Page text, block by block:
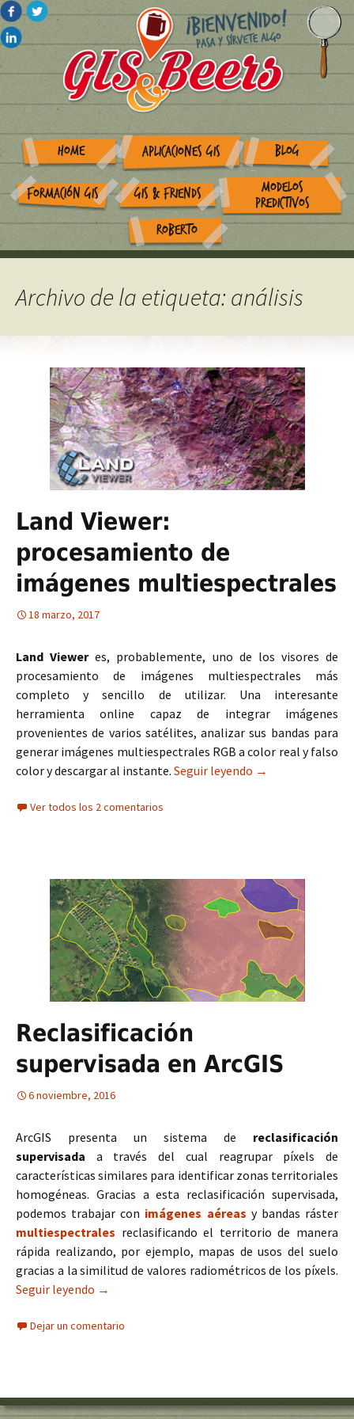
HOME APLICACIONES GIS BLOG
FORMACIÓN GIS GIS & FRIENDS
MODELOS
PREDICTIVOS
ROBERTO
Archivo de la etiqueta: análisis
Land Viewer:
procesamiento de
imágenes multiespectrales
18 marzo, 2017
Land Vieweres, probablemente, uno de los visores de
procesamiento de imágenes multiespectrales más
completo y sencillo de utilizar. Una interesante
herramienta online capaz de integrar imágenes
provenientes de varios satélites, analizar sus bandas para
generar imágenes multiespectrales RGB a color real y falso
color y descargar al instante. Seguir leyendo Land Viewer:
→
Ver todos los 2 comentarios
Reclasificación
supervisada en ArcGIS
6 noviembre, 2016
ArcGIS presenta un sistema de reclasificación
supervisada a través del cual reagrupar píxels de
características similares para identificar zonas territoriales
homogéneas. Gracias a esta reclasificación supervisada,
podemos trabajar con imágenes aéreas y bandas ráster
multiespectrales reclasificando el territorio de manera
rápida realizando, por ejemplo, mapas de usos del suelo
gracias a la similitud de valores radiométricos de los píxels.
Seguir leyendo Reclasificación supervisada en ArcGIS
→
Dejar un comentario